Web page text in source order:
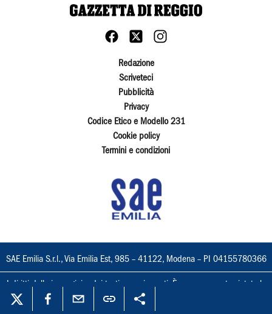
Redazione
Scriveteci
Pubblicità
Privacy
Codice Etico e Modello 231
Cookie policy
Termini e condizioni
SAE Emilia S.r.l., Via Emilia Est, 985 – 41122, Modena – PI 04155780366
I diritti delle immagini e dei testi sono riservati. È espressamente vietata la
loro riproduzione con qualsiasi mezzo e l'adattamento totale o parziale.